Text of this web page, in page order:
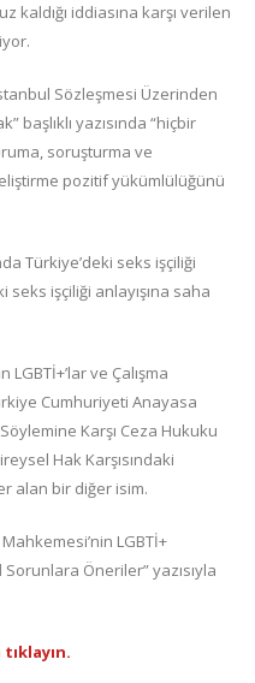
kaldığı iddiasına karşı verilen
Sözleşmesi Üzerinden
başlıklı yazısında “hiçbir
soruşturma ve
pozitif yükümlülüğünü
Türkiye’deki seks işçiliği
seks işçiliği anlayışına saha
LGBTİ+’lar ve Çalışma
Cumhuriyeti Anayasa
Karşı Ceza Hukuku
Hak Karşısındaki
alan bir diğer isim.
LGBTİ+
Sorunlara Öneriler” yazısıyla